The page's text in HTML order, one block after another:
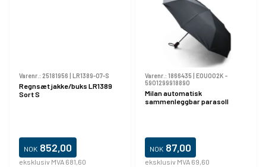
Varenr.: 25181956 | LR1389-07-S
Regnsæt jakke/buks LR1389
Sort S
NOK 852,00
eksklusiv MVA 681,60
Varenr.: 1866435| EOU002K -
5901299918890
Milan automatisk
sammenleggbar parasoll
NOK 87,00
eksklusiv MVA 69,60